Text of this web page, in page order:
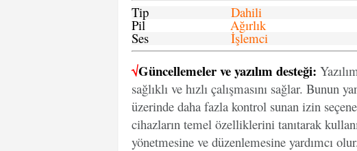
Tip Dahili
Pil Ağırlık
Ses İşlemci
√Güncellemeler ve yazılım desteği:
sağlıklı ve hızlı çalışmasını sağlar. Bunun
üzerinde daha fazla kontrol sunan izin
cihazların temel özelliklerini tanıtarak
yönetmesine ve düzenlemesine yardımcı